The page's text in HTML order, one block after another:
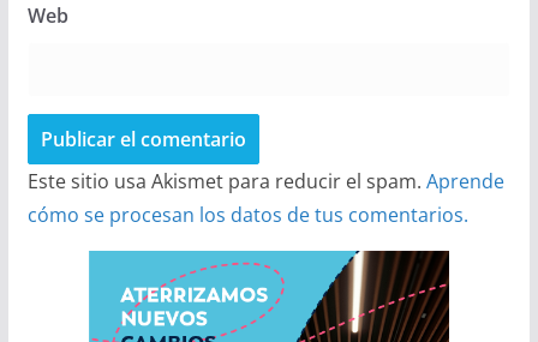
Web
Este sitio usa Akismet para reducir el spam. Aprende
cómo se procesan los datos de tus comentarios.